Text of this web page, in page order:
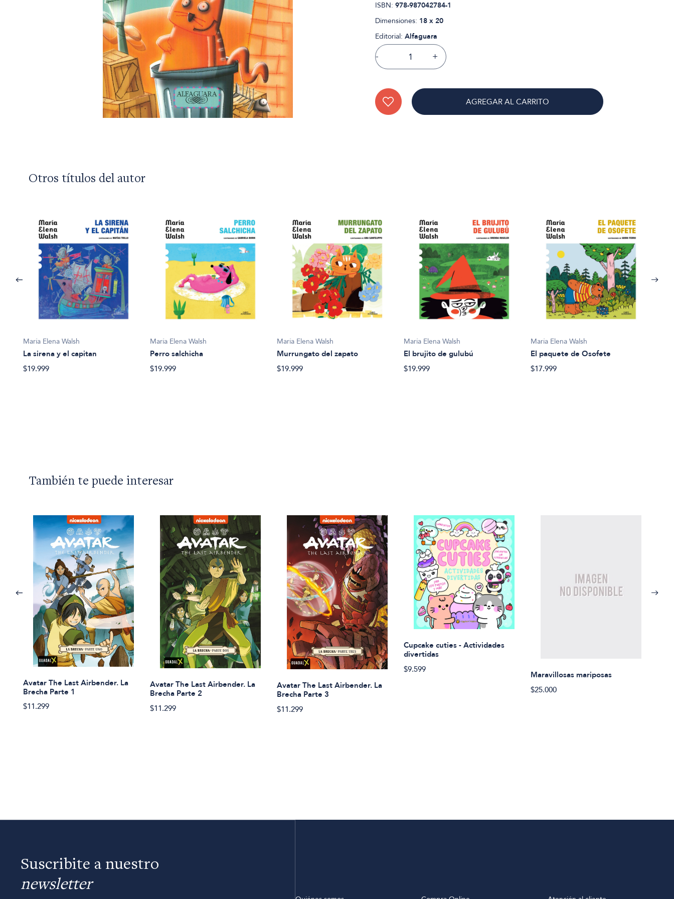
ISBN: 978-987042784-1
Dimensiones: 18 x 20
Editorial: Alfaguara
- +
AGREGAR AL CARRITO
Otros títulos del autor
María Elena Walsh
La sirena y el capitan
$19.999
María Elena Walsh
Perro salchicha
$19.999
María Elena Walsh
Murrungato del zapato
$19.999
María Elena Walsh
El brujito de gulubú
$19.999
María Elena Walsh
El paquete de Osofete
$17.999
También te puede interesar
Avatar The Last Airbender. La
Brecha Parte 1
$11.299
Avatar The Last Airbender. La
Brecha Parte 2
$11.299
Avatar The Last Airbender. La
Brecha Parte 3
$11.299
Cupcake cuties - Actividades
divertidas
$9.599
Maravillosas mariposas
$25.000
Suscribite a nuestro
newsletter